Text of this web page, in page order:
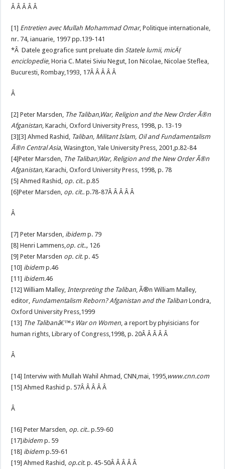
Â Â Â Â Â
[1] Entretien avec Mullah Mohammad Omar, Politique internationale,
nr. 74, ianuarie, 1997 pp.139-141
*Â Datele geografice sunt preluate dinStatele lumii, micÄƒ
enciclopedie, Horia C. Matei Siviu Negut, Ion Nicolae, Nicolae Steflea,
Bucuresti, Rombay,1993, 17Â Â Â Â Â
Â
[2] Peter Marsden, The Taliban,War, Religion and the New Order Ã®n
Afganistan, Karachi, Oxford University Press, 1998, p. 13-19
[3][3] Ahmed Rashid, Taliban, Militant Islam, Oil and Fundamentalism
Ã®n Central Asia, Wasington, Yale University Press, 2001,p.82-84
[4]Peter Marsden, The Taliban,War, Religion and the New Order Ã®n
Afganistan, Karachi, Oxford University Press, 1998, p. 78
[5] Ahmed Rashid, op. cit.. p.85
[6]Peter Marsden, op. cit.. p.78-87Â Â Â Â Â
Â
[7] Peter Marsden, ibidem p. 79
[8] Henri Lammens,op. cit.., 126
[9] Peter Marsden op. cit.p. 45
[10] ibidem p.46
[11] ibidem.46
[12] William Malley,Interpreting the Taliban, Ã®n William Malley,
editor, Fundamentalism Reborn? Afganistan and the TalibanLondra,
Oxford University Press,1999
[13] The Talibanâ€™s War on Women, a report by phyisicians for
human rights, Library of Congress,1998, p. 20Â Â Â Â Â
Â
[14] Interviw with Mullah Wahil Ahmad, CNN,mai, 1995,www.cnn.com
[15] Ahmed Rashid p. 57Â Â Â Â Â
Â
[16] Peter Marsden, op. cit.. p.59-60
[17]ibidem p. 59
[18] ibidem p.59-61
[19] Ahmed Rashid, op.cit. p. 45-50Â Â Â Â Â